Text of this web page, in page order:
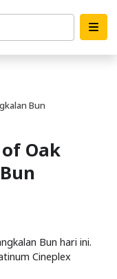
Bun
Oak
Bun hari ini.
Cineplex